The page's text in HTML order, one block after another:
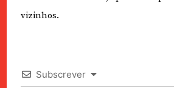
vizinhos.
Subscrever